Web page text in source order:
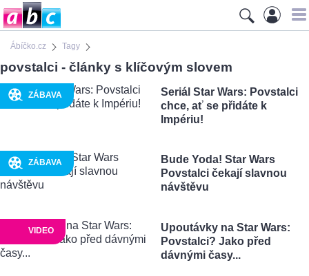
Ábíčko.cz Tagy
povstalci - články s klíčovým slovem
ZÁBAVA
Seriál Star Wars: Povstalci
chce, ať se přidáte k
Impériu!
ZÁBAVA
Bude Yoda! Star Wars
Povstalci čekají slavnou
návštěvu
VIDEO
Upoutávky na Star Wars:
Povstalci? Jako před
dávnými časy...